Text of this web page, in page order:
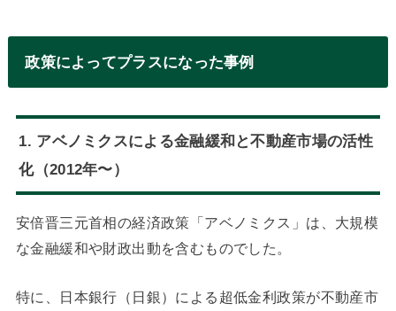
政策によってプラスになった事例
1. アベノミクスによる金融緩和と不動産市場の活性
化（2012年〜）
安倍晋三元首相の経済政策「アベノミクス」は、大規模
な金融緩和や財政出動を含むものでした。
特に、日本銀行（日銀）による超低金利政策が不動産市